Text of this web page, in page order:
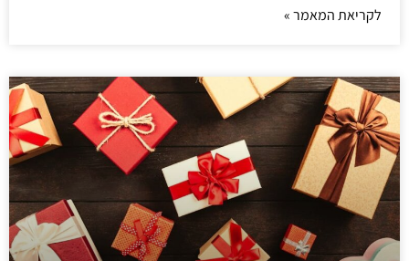
לקריאת המאמר »